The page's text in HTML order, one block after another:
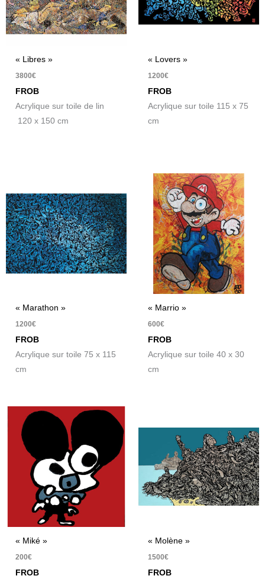
« Libres »
3800€
FROB
Acrylique sur toile de lin
120 x 150 cm
« Lovers »
1200€
FROB
Acrylique sur toile 115 x 75
cm
« Marathon »
1200€
FROB
Acrylique sur toile 75 x 115
cm
« Marrio »
600€
FROB
Acrylique sur toile 40 x 30
cm
« Miké »
200€
FROB
« Molène »
1500€
FROB